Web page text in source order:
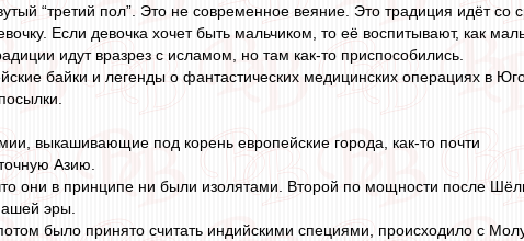
“третий пол”. Это не современное веяние. Это традиция идёт со
Если девочка хочет быть мальчиком, то её воспитывают, как
идут вразрез с исламом, но там как-то приспособились.
байки и легенды о фантастических медицинских операциях в
выкашивающие под корень европейские города, как-то почти
Азию.
они в принципе ни были изолятами. Второй по мощности после
эры.
было принято считать индийскими специями, происходило с